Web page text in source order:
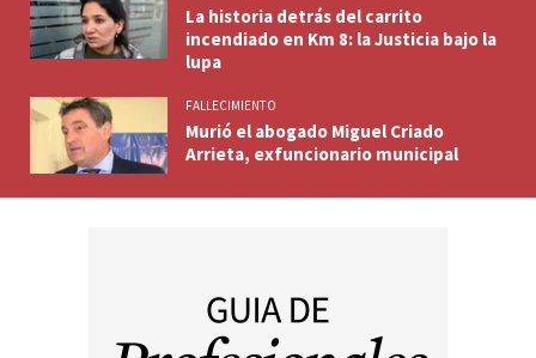
La historia detrás del carrito
incendiado en Km 8: la Justicia bajo la
lupa
FALLECIMIENTO
Murió el abogado Miguel Criado
Arrieta, exfuncionario municipal